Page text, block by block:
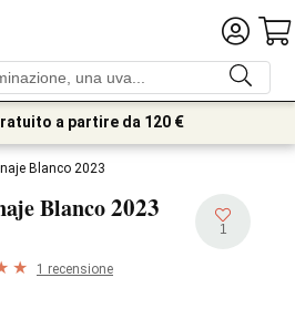
a partire da 120 €
Blanco 2023
Blanco2023
1
1 recensione